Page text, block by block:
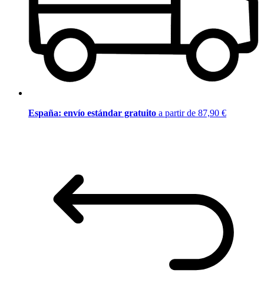
España: envío estándar gratuito a partir de 87,90 €